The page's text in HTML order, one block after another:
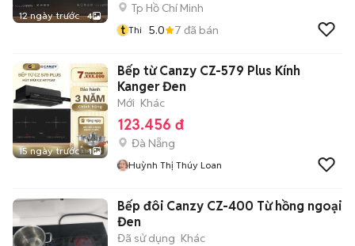
12 ngày trước 4
Tp Hồ Chí Minh
t Thi 5.0 7 đã bán
15 ngày trước 1
Bếp từ Canzy CZ-579 Plus Kính
Kanger Đen
Mới Khác
123.456 đ
Đà Nẵng
Huỳnh Thị Thúy Loan
Bếp đôi Canzy CZ-400 Từ hồng ngoại
Đen
Đã sử dụng Khác